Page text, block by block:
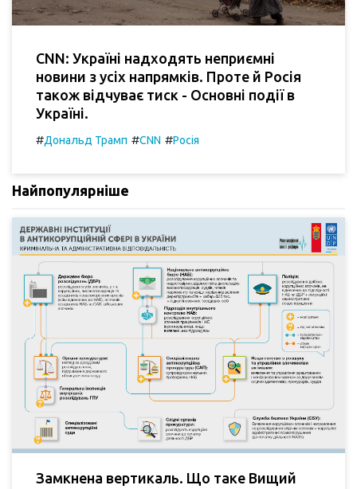
CNN: Україні надходять неприємні
новини з усіх напрямків. Проте й Росія
також відчуває тиск - Основні події в
Україні.
#Дональд Трамп #CNN #Росія
Найпопулярніше
Замкнена вертикаль. Що таке Вищий